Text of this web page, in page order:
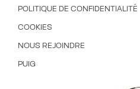
POLITIQUE DE CONFIDENTIALITÉ
COOKIES
NOUS REJOINDRE
PUIG